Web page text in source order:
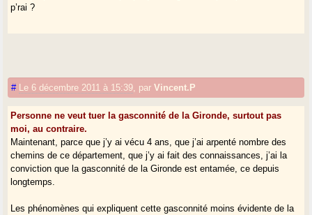
p’rai ?
# Le 6 décembre 2011 à 15:39 parVincent.P
Personne ne veut tuer la gasconnité de la Gironde, surtout pas
moi, au contraire.
Maintenant, parce que j’y ai vécu 4 ans, que j’ai arpenté nombre des
chemins de ce département, que j’y ai fait des connaissances, j’ai la
conviction que la gasconnité de la Gironde est entamée, ce depuis
longtemps.
Les phénomènes qui expliquent cette gasconnité moins évidente de la